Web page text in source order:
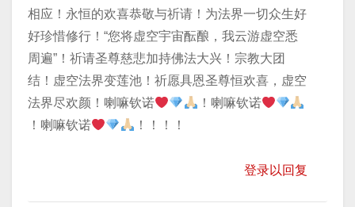
相应！永恒的欢喜恭敬与祈请！为法界一切众生好
好珍惜修行！“您将虚空宇宙酝酿，我云游虚空悉
周遍”！祈请圣尊慈悲加持佛法大兴！宗教大团
结！虚空法界变莲池！祈愿具恩圣尊恒欢喜，虚空
法界尽欢颜！喇嘛钦诺
！喇嘛钦诺
！喇嘛钦诺
！！！！
登录以回复